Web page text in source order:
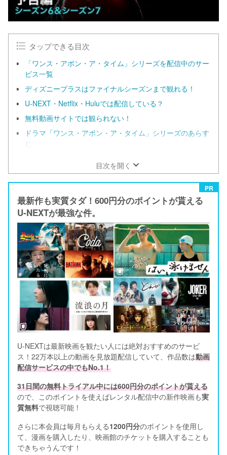
タップできる目次
「ワンス・アポン・ア・タイム」シリーズを配信中のサー
ビス一覧
ディズニープラスはファイナルシーズンまで観れる！
U-NEXT・Netflix・Huluでは配信している？
無料動画サイトでは観られない！
ドラマ「ワンス・アポン・ア・タイム」シリーズのあらす
じ
目次を開く
PR
最新作も実質タダ！600円分のポイントが貰える
U-NEXTが最強な件。
U-NEXTは最新映画を観たい人には絶対おすすめのサービ
ス！22万本以上の動画を見放題配信していて、作品数は動画
配信サービスの中でもNo.1！
31日間の無料トライアル中には600円分のポイントが貰える
ので、このポイントを使えばレンタル配信中の新作映画も実
質無料で視聴可能！
さらに本会員は毎月もらえる1200円分のポイントを使用し
て、漫画を購入したり、映画館のチケットを購入することも
できちゃうんです！